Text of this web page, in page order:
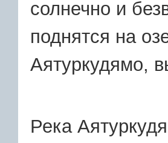
солнечно и
поднятся на
Аятуркудямо,
Река